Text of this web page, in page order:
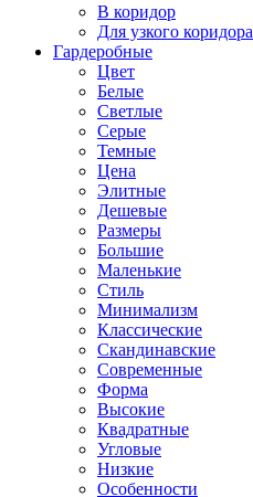
В коридор
Для узкого коридора
Гардеробные
Цвет
Белые
Светлые
Серые
Темные
Цена
Элитные
Дешевые
Размеры
Большие
Маленькие
Стиль
Минимализм
Классические
Скандинавские
Современные
Форма
Высокие
Квадратные
Угловые
Низкие
Особенности